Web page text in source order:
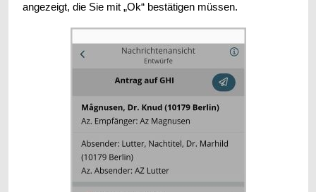
angezeigt, die Sie mit „Ok“ bestätigen müssen.